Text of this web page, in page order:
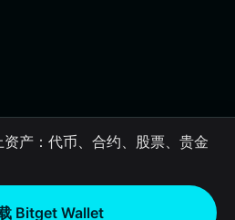
产：代币、合约、股票、贵金
Bitget Wallet